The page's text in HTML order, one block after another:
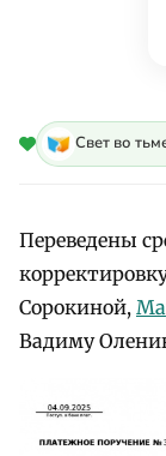
Свет во
Переведены
Сорокиной,
Вадиму